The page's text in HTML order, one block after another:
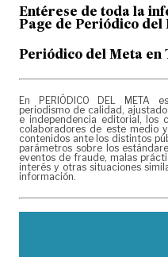
Entérese de toda la
Page de Periódico del
Periódico del Meta en
En PERIÓDICO DEL META
periodismo de calidad,
e independencia editorial, los
colaboradores de este medio
contenidos ante los distintos
parámetros sobre los
eventos de fraude, malas
interés y otras situaciones
información.